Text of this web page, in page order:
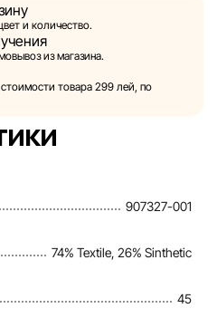
Мы также не отвечаем
информации на
на которые могут быть
право в одностороннем
уведомления вносить
являются смоделированными
в
и количество.
из магазина.
товара 299 лей, по
907327-001
74% Textile, 26% Sinthetic
45